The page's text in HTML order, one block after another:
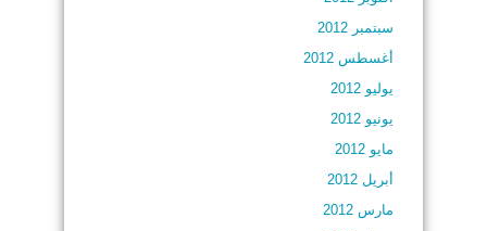
سبتمبر 2012
أغسطس 2012
يوليو 2012
يونيو 2012
مايو 2012
أبريل 2012
مارس 2012